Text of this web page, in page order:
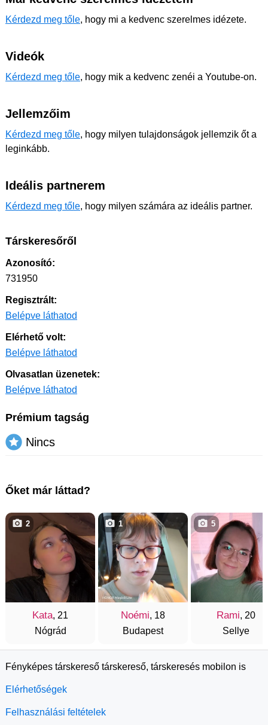
Kérdezd meg tőle, hogy mi a kedvenc szerelmes idézete.
Videók
Kérdezd meg tőle, hogy mik a kedvenc zenéi a Youtube-on.
Jellemzőim
Kérdezd meg tőle, hogy milyen tulajdonságok jellemzik őt a
leginkább.
Ideális partnerem
Kérdezd meg tőle, hogy milyen számára az ideális partner.
Társkeresőről
Azonosító:
731950
Regisztrált:
Belépve láthatod
Elérhető volt:
Belépve láthatod
Olvasatlan üzenetek:
Belépve láthatod
Prémium tagság
Nincs
Őket már láttad?
Kata, 21
Nógrád
2
Noémi, 18
Budapest
1
Rami, 20
Sellye
5
Fényképes társkereső társkereső, társkeresés mobilon is
Elérhetőségek
Felhasználási feltételek